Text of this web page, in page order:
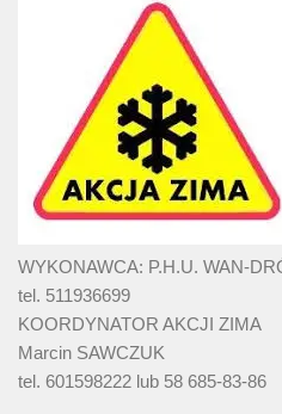
WYKONAWCA: P.H.U. WAN-
tel. 511936699
KOORDYNATOR AKCJI ZIMA
Marcin SAWCZUK
tel. 601598222 lub 58 685-83-86